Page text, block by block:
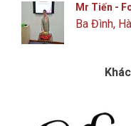
Mr Tiến -
Ba Đình,